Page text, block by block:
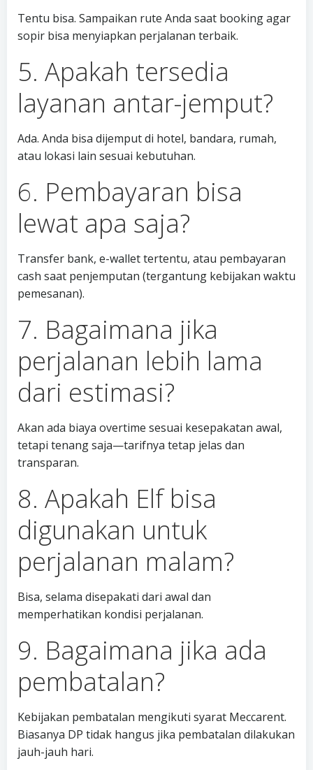
Tentu bisa. Sampaikan rute Anda saat booking agar
sopir bisa menyiapkan perjalanan terbaik.
5. Apakah tersedia
layanan antar-jemput?
Ada. Anda bisa dijemput di hotel, bandara, rumah,
atau lokasi lain sesuai kebutuhan.
6. Pembayaran bisa
lewat apa saja?
Transfer bank, e-wallet tertentu, atau pembayaran
cash saat penjemputan (tergantung kebijakan waktu
pemesanan).
7. Bagaimana jika
perjalanan lebih lama
dari estimasi?
Akan ada biaya overtime sesuai kesepakatan awal,
tetapi tenang saja—tarifnya tetap jelas dan
transparan.
8. Apakah Elf bisa
digunakan untuk
perjalanan malam?
Bisa, selama disepakati dari awal dan
memperhatikan kondisi perjalanan.
9. Bagaimana jika ada
pembatalan?
Kebijakan pembatalan mengikuti syarat Meccarent.
Biasanya DP tidak hangus jika pembatalan dilakukan
jauh-jauh hari.